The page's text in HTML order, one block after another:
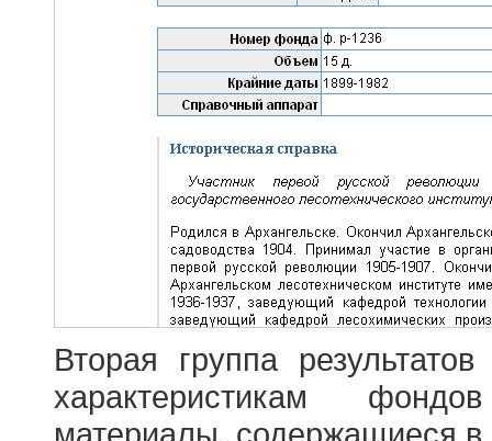
Вторая группа
характеристикам
материалы, содержащиеся в